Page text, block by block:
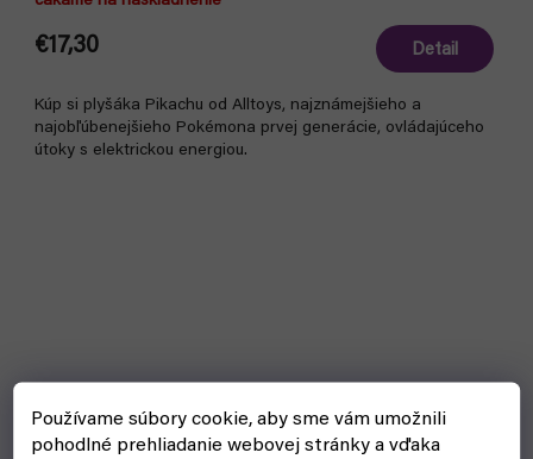
Používame súbory cookie, aby sme vám umožnili
pohodlné prehliadanie webovej stránky a vďaka
€17,30 Detail
Kúp si plyšáka Pikachu od Alltoys, najznámejšieho a
najobľúbenejšieho Pokémona prvej generácie, ovládajúceho
útoky s elektrickou energiou.